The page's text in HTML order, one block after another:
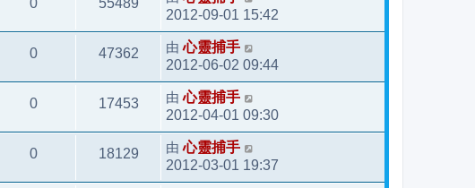
2012-09-01 15:42
0 47362 由心靈捕手
2012-06-02 09:44
0 17453 由心靈捕手
2012-04-01 09:30
0 18129 由心靈捕手
2012-03-01 19:37